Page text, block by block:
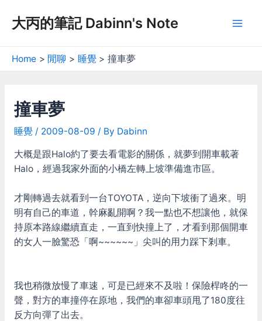
大丙的筆記 Dabinn's Note
Home 閒聊 睡覺 撞車夢
撞車夢
睡覺/ 2009-08-09 / By Dabinn
大概是跟Halo約了要去看電影的關係，就夢到開車載著
Halo，經過我家外面的小橋左轉上坡準備進市區。
才剛轉過去就看到一台TOYOTA，逆向下坡衝了過來。明
明有自己的車道，幹麻亂開啊？我一點也不想讓他，就保
持原本路線繼續直走，一直到快撞上了，才看到那個開車
的女人一臉驚恐「啊~~~~~~」尖叫的用力踩下剎車。
我也稍微放慢了車速，可是已經來不及啦！保險桿咚的一
聲，對方的車撞停在原地，我們的車卻車頭甩了180度往
反方向彈了出去。